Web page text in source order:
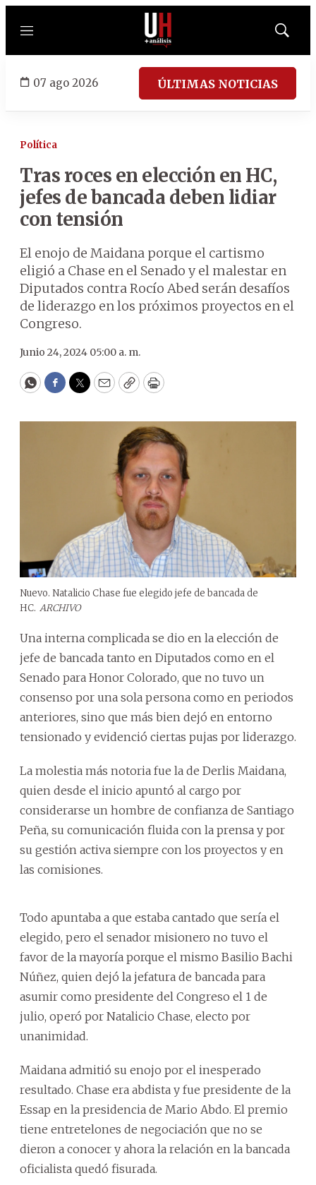
Menú
Mostrar
07 ago 2026 ÚLTIMAS NOTICIAS
Política
Tras roces en elección en HC,
jefes de bancada deben lidiar
con tensión
El enojo de Maidana porque el cartismo
eligió a Chase en el Senado y el malestar en
Diputados contra Rocío Abed serán desafíos
de liderazgo en los próximos proyectos en el
Congreso.
Junio 24, 2024 05:00 a. m.
WhatsApp
Facebook
Twitter
EmailCopyPrint
Nuevo. Natalicio Chase fue elegido jefe de bancada de
HC. ARCHIVO
Una interna complicada se dio en la elección de
jefe de bancada tanto en Diputados como en el
Senado para Honor Colorado, que no tuvo un
consenso por una sola persona como en periodos
anteriores, sino que más bien dejó en entorno
tensionado y evidenció ciertas pujas por liderazgo.
La molestia más notoria fue la de Derlis Maidana,
quien desde el inicio apuntó al cargo por
considerarse un hombre de confianza de Santiago
Peña, su comunicación fluida con la prensa y por
su gestión activa siempre con los proyectos y en
las comisiones.
Todo apuntaba a que estaba cantado que sería el
elegido, pero el senador misionero no tuvo el
favor de la mayoría porque el mismo Basilio Bachi
Núñez, quien dejó la jefatura de bancada para
asumir como presidente del Congreso el 1 de
julio, operó por Natalicio Chase, electo por
unanimidad.
Maidana admitió su enojo por el inesperado
resultado. Chase era abdista y fue presidente de la
Essap en la presidencia de Mario Abdo. El premio
tiene entretelones de negociación que no se
dieron a conocer y ahora la relación en la bancada
oficialista quedó fisurada.